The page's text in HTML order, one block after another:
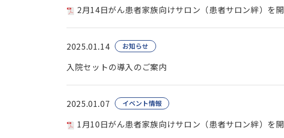
2月14日がん患者家族向けサロン（患者サロン絆）を
2025.01.14 お知らせ
入院セットの導入のご案内
2025.01.07 イベント情報
1月10日がん患者家族向けサロン（患者サロン絆）を